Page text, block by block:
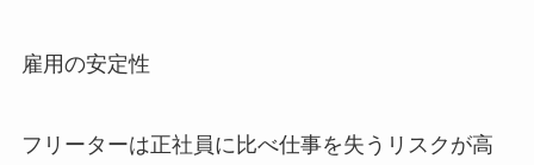
雇用の安定性
フリーターは正社員に比べ仕事を失うリスクが高